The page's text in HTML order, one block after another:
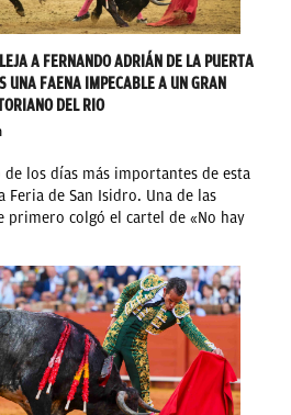
A FERNANDO ADRIÁN DE LA PUERTA
UNA FAENA IMPECABLE A UN GRAN
DEL RIO
de los días más importantes de esta
Feria de San Isidro. Una de las
primero colgó el cartel de «No hay